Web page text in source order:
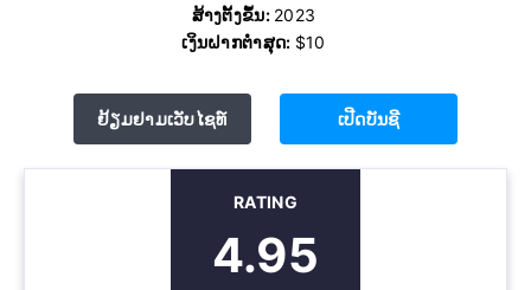
ສ້າງຕັ້ງຂຶ້ນ: 2023
ເງິນຝາກຕໍ່າສຸດ: $10
ຢ້ຽມຢາມເວັບໄຊທ໌ ເປີດບັນຊີ
RATING
4.95